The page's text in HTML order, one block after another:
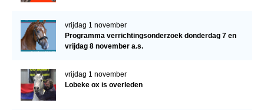
vrijdag 1 november
Programma verrichtingsonderzoek donderdag 7 en
vrijdag 8 november a.s.
vrijdag 1 november
Lobeke ox is overleden